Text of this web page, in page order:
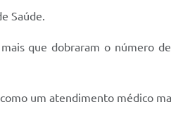
Saúde.
que dobraram o número
um atendimento médico